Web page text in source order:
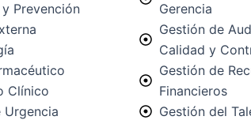
Prevención
Clínico
Urgencia
Gerencia
Gestión de
Calidad y
Gestión de
Financieros
Gestión del